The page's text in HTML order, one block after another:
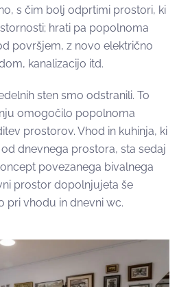
s čim bolj odprtimi prostori, ki
hrati pa popolnoma
površjem, z novo električno
kanalizacijo itd.
sten smo odstranili. To
omogočilo popolnoma
prostorov. Vhod in kuhinja, ki
dnevnega prostora, sta sedaj
povezanega bivalnega
prostor dopolnjujeta še
pri vhodu in dnevni wc.